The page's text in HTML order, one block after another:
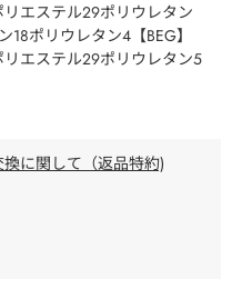
リエステル29ポリウレタン
ポリウレタン4【BEG】
リエステル29ポリウレタン5
に関して（返品特約)